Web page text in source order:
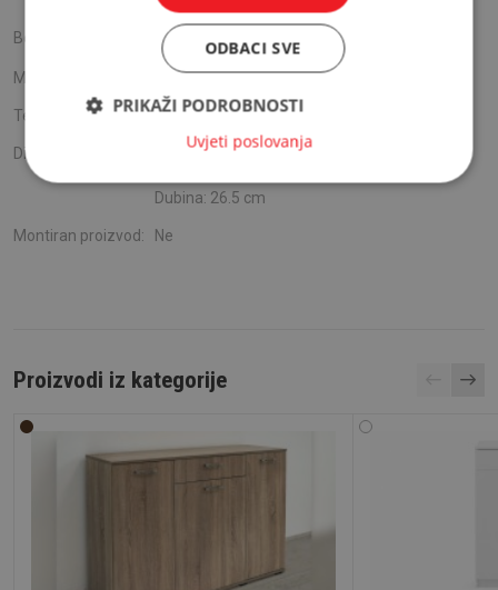
Boja:
Materijal: Iveral
Težina: 31.5 kg
Dimenzije: Visina:148 cm
Dubina: 26.5 cm
Montiran proizvod: Ne
Proizvodi iz kategorije
ODBACI SVE
PRIKAŽI PODROBNOSTI
Uvjeti poslovanja